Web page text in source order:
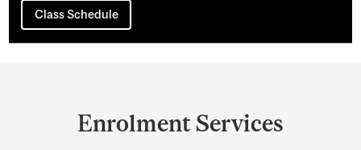
Class Schedule
Enrolment Services